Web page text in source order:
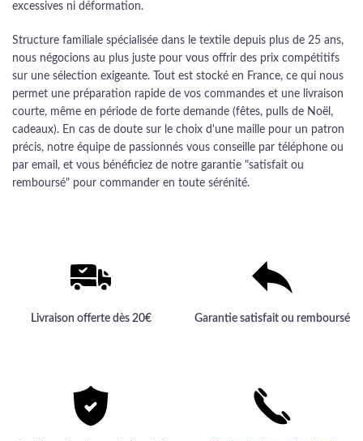
excessives ni déformation.
Structure familiale spécialisée dans le textile depuis plus de 25 ans,
nous négocions au plus juste pour vous offrir des prix compétitifs
sur une sélection exigeante. Tout est stocké en France, ce qui nous
permet une préparation rapide de vos commandes et une livraison
courte, même en période de forte demande (fêtes, pulls de Noël,
cadeaux). En cas de doute sur le choix d'une maille pour un patron
précis, notre équipe de passionnés vous conseille par téléphone ou
par email, et vous bénéficiez de notre garantie "satisfait ou
remboursé" pour commander en toute sérénité.
Livraison offerte dès 20€ Garantie satisfait ou remboursé